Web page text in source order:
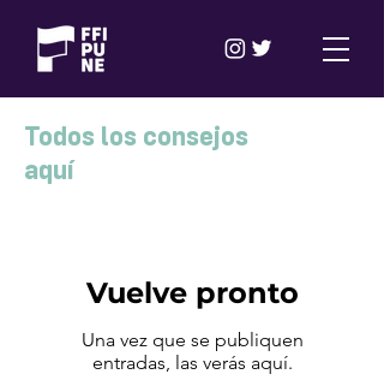
Todos los consejos
aquí
Vuelve pronto
Una vez que se publiquen
entradas, las verás aquí.